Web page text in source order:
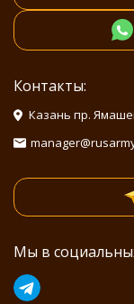
Контакты:
Казань пр.
Мы в